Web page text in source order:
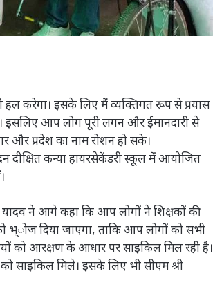
करेगा। इसके लिए मैं व्यक्तिगत रूप से प्रयास
आप लोग पूरी लगन और ईमानदारी से
और प्रदेश का नाम रोशन हो सके।
दीक्षित कन्या हायरसेकेंडरी स्कूल में आयोजित
यादव ने आगे कहा कि आप लोगों ने शिक्षकों की
भ्ोज दिया जाएगा, ताकि आप लोगों को सभी
को आरक्षण के आधार पर साइकिल मिल रही है।
साइकिल मिले। इसके लिए भी सीएम श्री